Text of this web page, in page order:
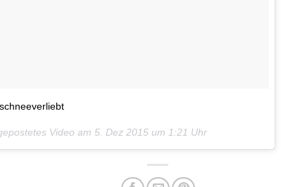
Video am 5. Dez 2015 um 1:21 Uhr